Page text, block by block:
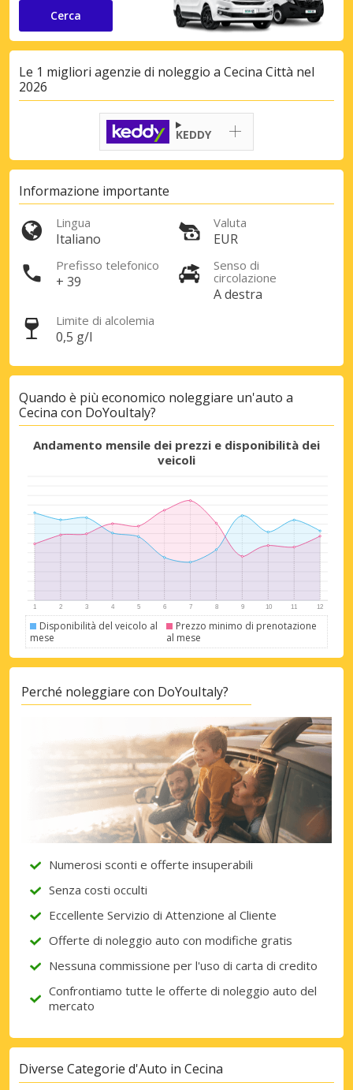
Cerca
Le 1 migliori agenzie di noleggio a Cecina Città nel
2026
KEDDY
Informazione importante
Lingua
Italiano
Valuta
EUR
Prefisso telefonico
+ 39
Senso di
circolazione
A destra
Limite di alcolemia
0,5 g/l
Quando è più economico noleggiare un'auto a
Cecina con DoYouItaly?
Andamento mensile dei prezzi e disponibilità dei
veicoli
Disponibilità del veicolo al
mese
Prezzo minimo di prenotazione
al mese
Perché noleggiare con DoYouItaly?
Numerosi sconti e offerte insuperabili
Senza costi occulti
Eccellente Servizio di Attenzione al Cliente
Offerte di noleggio auto con modifiche gratis
Nessuna commissione per l'uso di carta di credito
Confrontiamo tutte le offerte di noleggio auto del
mercato
Diverse Categorie d'Auto in Cecina
Sconti speciali
Accedi alle offerte esclusive dei nostri
fornitori
Accedi con eLink